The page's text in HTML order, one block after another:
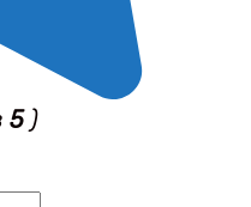
5)